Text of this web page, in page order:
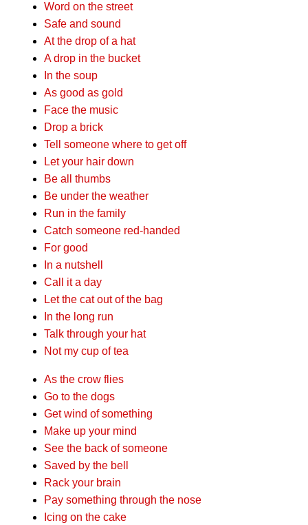
Word on the street
Safe and sound
At the drop of a hat
A drop in the bucket
In the soup
As good as gold
Face the music
Drop a brick
Tell someone where to get off
Let your hair down
Be all thumbs
Be under the weather
Run in the family
Catch someone red-handed
For good
In a nutshell
Call it a day
Let the cat out of the bag
In the long run
Talk through your hat
Not my cup of tea
As the crow flies
Go to the dogs
Get wind of something
Make up your mind
See the back of someone
Saved by the bell
Rack your brain
Pay something through the nose
Icing on the cake